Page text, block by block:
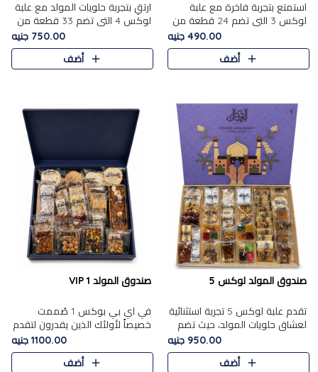
استمتع بتجربة فاخرة مع علبة
لوكس 3 التي تضم 24 قطعة من
أشهر حلويات المولد الشرقية
المختارة بعناية. تحتوي التشكيلة
على الجزرية بالفول، والملب..
490.00 جنيه
أضف
ارتقِ بتجربة حلويات المولد مع علبة
لوكس 4 التي تضم 33 قطعة من
تشكيلة فاخرة ومتنوعة من أشهر
الأصناف الشرقية. تحتوي العلبة على
الجزرية بالفول،..
750.00 جنيه
أضف
صندوق المولد لوكس 5
تقدم علبة لوكس 5 تجربة استثنائية
لعشاق حلويات المولد، حيث تضم
42 قطعة من تشكيلة فاخرة تجمع
بين أشهر الأصناف التقليدية وأصناف
مميزة مختارة بع..
950.00 جنيه
أضف
صندوق المولد VIP 1
في اي بي بوكس 1 صُممت
خصيصاً لأولئك الذين يقدرون لتقدم
تجربة استثنائية بوكس تجمع بين
أفخر حلويات المولد المصري مع
تشكيلة مختارة من الأصناف ..
1100.00 جنيه
أضف